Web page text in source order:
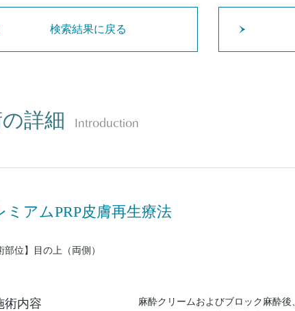
検索結果に戻る
詳細 Introduction
ミアムPRP皮膚再生療法
部位】目の上（両側）
術内容
麻酔クリームおよびブロック麻酔